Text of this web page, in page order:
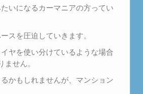
いになるカーマニアの方ってい
スを圧迫していきます。
ヤを使い分けているような場合
せん。
かもしれませんが、マンション